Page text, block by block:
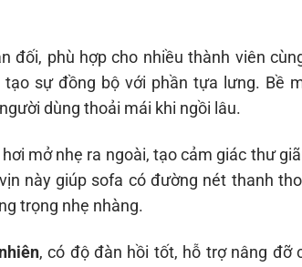
đối, phù hợp cho nhiều thành viên
sự đồng bộ với phần tựa lưng. Bề
dùng thoải mái khi ngồi lâu.
mở nhẹ ra ngoài, tạo cảm giác thư
này giúp sofa có đường nét thanh
trọng nhẹ nhàng.
, có độ đàn hồi tốt, hỗ trợ nâng đỡ